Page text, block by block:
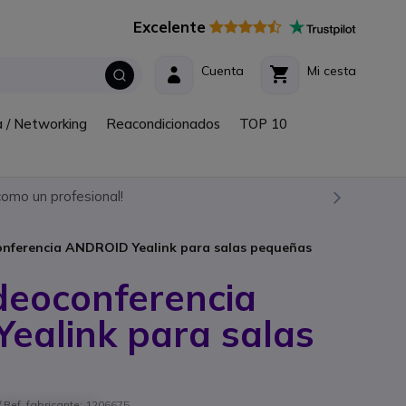
Excelente
Mi cesta
Cuenta
/ Networking Reacondicionados TOP 10
un profesional!
ANDROID Yealink para salas pequeñas
para salas